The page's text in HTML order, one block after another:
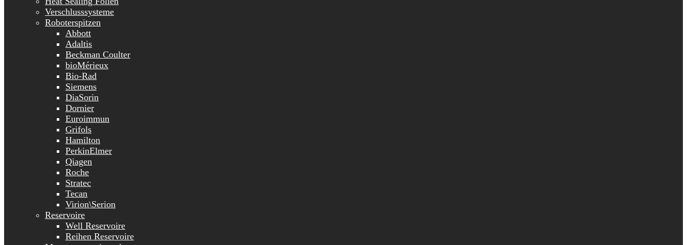
Verschlusssysteme
Roboterspitzen
Abbott
Adaltis
Beckman Coulter
bioMérieux
Bio-Rad
Siemens
DiaSorin
Dornier
Euroimmun
Grifols
Hamilton
PerkinElmer
Qiagen
Roche
Stratec
Tecan
Virion\Serion
Reservoire
Well Reservoire
Reihen Reservoire